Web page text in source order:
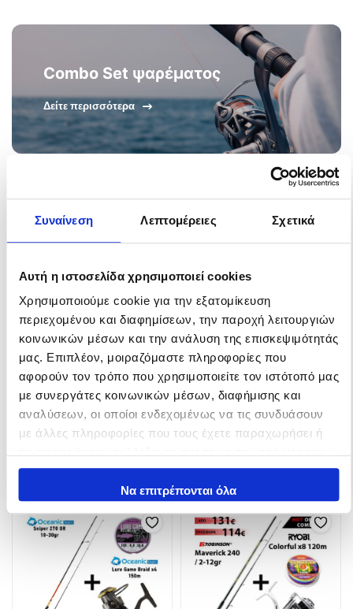
Συναίνεση Λεπτομέρειες Σχετικά
Αυτή η ιστοσελίδα χρησιμοποιεί cookies
Χρησιμοποιούμε cookie για την εξατομίκευση
περιεχομένου και διαφημίσεων, την παροχή λειτουργιών
κοινωνικών μέσων και την ανάλυση της επισκεψιμότητάς
μας. Επιπλέον, μοιραζόμαστε πληροφορίες που
αφορούν τον τρόπο που χρησιμοποιείτε τον ιστότοπό μας
με συνεργάτες κοινωνικών μέσων, διαφήμισης και
αναλύσεων, οι οποίοι ενδεχομένως να τις συνδυάσουν
με άλλες πληροφορίες που τους έχετε παραχωρήσει ή
σας χρήση των υπηρεσιών τους.
Να επιτρέπονται όλα
Combo Set ψαρέματος
Δείτε περισσότερα
Combo Heavy Oceanic Team
Dentex 420 + Sensei Soltera
10000
224,00€167,00€
In Stock
Combo Heavy Oceanic Team
Stealth II 390 + Sensei Soltera
10000
282,00€228,00 €
In Stock